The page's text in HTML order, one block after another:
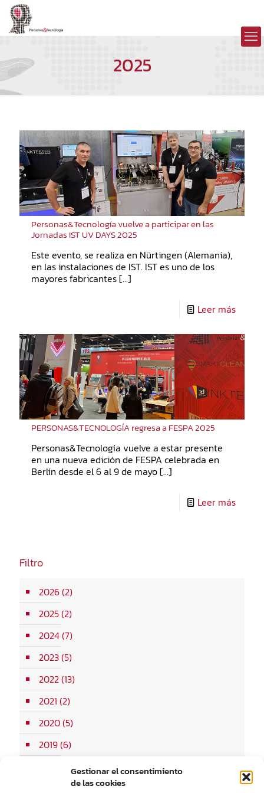
Gestionar el consentimiento
de las cookies
2025
Personas&Tecnología vuelve a participar en las
Jornadas IST UV DAYS 2025
Este evento, se realiza en Nürtingen (Alemania),
en las instalaciones de IST. IST es uno de los
mayores fabricantes[…]
Leer más
PERSONAS&TECNOLOGÍA regresa a FESPA 2025
Personas&Tecnología vuelve a estar presente
en una nueva edición de FESPA celebrada en
Berlín desde el 6 al 9 de mayo[…]
Leer más
Filtro
2026(2)
2025(2)
2024(7)
2023(5)
2022(13)
2021 (2)
2020(5)
2019(6)
(10)